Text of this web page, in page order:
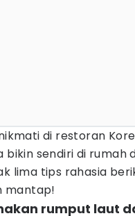
di restoran
bikin sendiri di rumah
lima tips rahasia
mantap!
rumput laut